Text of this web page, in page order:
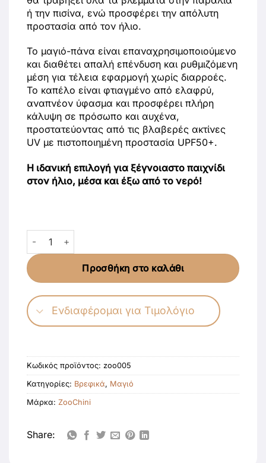
ή την πισίνα, ενώ προσφέρει την απόλυτη
προστασία από τον ήλιο.
Το μαγιό-πάνα είναι επαναχρησιμοποιούμενο
και διαθέτει απαλή επένδυση και ρυθμιζόμενη
μέση για τέλεια εφαρμογή χωρίς διαρροές.
Το καπέλο είναι φτιαγμένο από ελαφρύ,
αναπνέον ύφασμα και προσφέρει πλήρη
κάλυψη σε πρόσωπο και αυχένα,
προστατεύοντας από τις βλαβερές ακτίνες
UV με πιστοποιημένη προστασία UPF50+.
Η ιδανική επιλογή για ξέγνοιαστο παιχνίδι
στον ήλιο, μέσα και έξω από το νερό!
Σετ Μαγιό και Καπέλο Καρχαριάκι Large (12-24 μηνών)
Προσθήκη στο καλάθι
Ενδιαφέρομαι για Τιμολόγιο
Κωδικός προϊόντος: zoo005
Κατηγορίες: Βρεφικά, Μαγιό
Μάρκα: ΖοοChini
Share: